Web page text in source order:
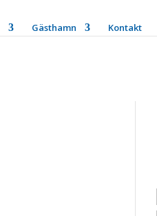
Gästhamn Kontakt